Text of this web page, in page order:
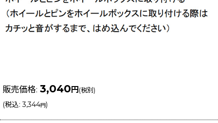
販売価格: 3,040円(税別)
(税込: 3,344円)